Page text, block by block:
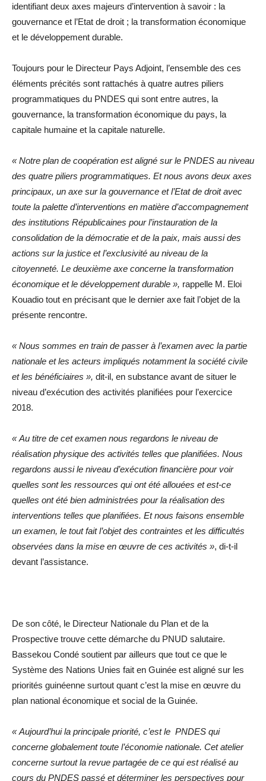
identifiant deux axes majeurs d’intervention à savoir : la
gouvernance et l’Etat de droit ; la transformation économique
et le développement durable.
Toujours pour le Directeur Pays Adjoint, l’ensemble des ces
éléments précités sont rattachés à quatre autres piliers
programmatiques du PNDES qui sont entre autres, la
gouvernance, la transformation économique du pays, la
capitale humaine et la capitale naturelle.
« Notre plan de coopération est aligné sur le PNDES au niveau
des quatre piliers programmatiques. Et nous avons deux axes
principaux, un axe sur la gouvernance et l’Etat de droit avec
toute la palette d’interventions en matière d’accompagnement
des institutions Républicaines pour l’instauration de la
consolidation de la démocratie et de la paix, mais aussi des
actions sur la justice et l’exclusivité au niveau de la
citoyenneté. Le deuxième axe concerne la transformation
économique et le développement durable », rappelle M. Eloi
Kouadio tout en précisant que le dernier axe fait l’objet de la
présente rencontre.
« Nous sommes en train de passer à l’examen avec la partie
nationale et les acteurs impliqués notamment la société civile
et les bénéficiaires », dit-il, en substance avant de situer le
niveau d’exécution des activités planifiées pour l’exercice
2018.
« Au titre de cet examen nous regardons le niveau de
réalisation physique des activités telles que planifiées. Nous
regardons aussi le niveau d’exécution financière pour voir
quelles sont les ressources qui ont été allouées et est-ce
quelles ont été bien administrées pour la réalisation des
interventions telles que planifiées. Et nous faisons ensemble
un examen, le tout fait l’objet des contraintes et les difficultés
observées dans la mise en œuvre de ces activités », di-t-il
devant l’assistance.
De son côté, le Directeur Nationale du Plan et de la
Prospective trouve cette démarche du PNUD salutaire.
Bassekou Condé soutient par ailleurs que tout ce que le
Système des Nations Unies fait en Guinée est aligné sur les
priorités guinéenne surtout quant c’est la mise en œuvre du
plan national économique et social de la Guinée.
« Aujourd’hui la principale priorité, c’est le PNDES qui
concerne globalement toute l’économie nationale. Cet atelier
concerne surtout la revue partagée de ce qui est réalisé au
cours du PNDES passé et déterminer les perspectives pour